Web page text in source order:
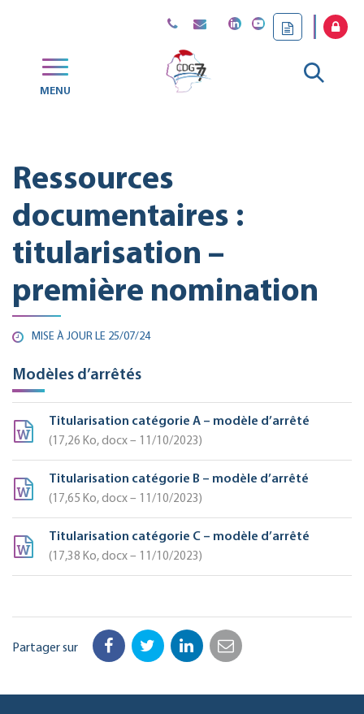
MENU
Aller
Ressources
documentaires :
titularisation –
première nomination
MISE À JOUR LE 25/07/24
Modèles d’arrêtés
Titularisation catégorie A – modèle d’arrêté
17,26 Ko, docx – 11/10/2023
Titularisation catégorie B – modèle d’arrêté
17,65 Ko, docx – 11/10/2023
Titularisation catégorie C – modèle d’arrêté
17,38 Ko, docx – 11/10/2023
Partager sur Facebook
TwitterLinkedIn
Email